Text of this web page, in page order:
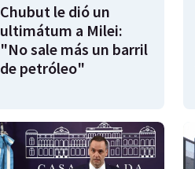
Chubut le dió un
ultimátum a Milei:
"No sale más un barril
de petróleo"